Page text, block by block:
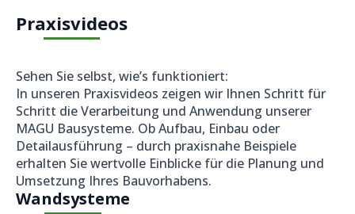
Praxisvideos
Sehen Sie selbst, wie’s funktioniert:
In unseren Praxisvideos zeigen wir Ihnen Schritt für
Schritt die Verarbeitung und Anwendung unserer
MAGU Bausysteme. Ob Aufbau, Einbau oder
Detailausführung – durch praxisnahe Beispiele
erhalten Sie wertvolle Einblicke für die Planung und
Umsetzung Ihres Bauvorhabens.
Wandsysteme